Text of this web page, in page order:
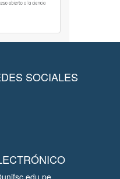
SOCIALES